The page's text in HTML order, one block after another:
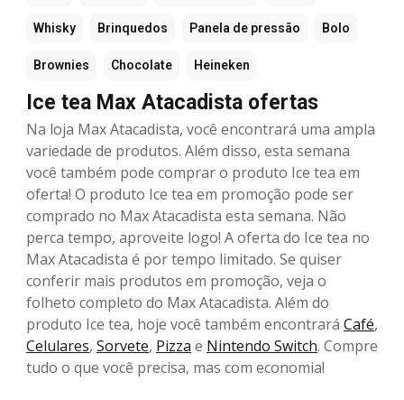
Whisky Brinquedos Panela de pressão Bolo
Brownies Chocolate Heineken
Ice tea Max Atacadista ofertas
Na loja Max Atacadista, você encontrará uma ampla
variedade de produtos. Além disso, esta semana
você também pode comprar o produto Ice tea em
oferta! O produto Ice tea em promoção pode ser
comprado no Max Atacadista esta semana. Não
perca tempo, aproveite logo! A oferta do Ice tea no
Max Atacadista é por tempo limitado. Se quiser
conferir mais produtos em promoção, veja o
folheto completo do Max Atacadista. Além do
produto Ice tea, hoje você também encontrará Café,
Celulares, Sorvete, Pizza e Nintendo Switch. Compre
tudo o que você precisa, mas com economia!